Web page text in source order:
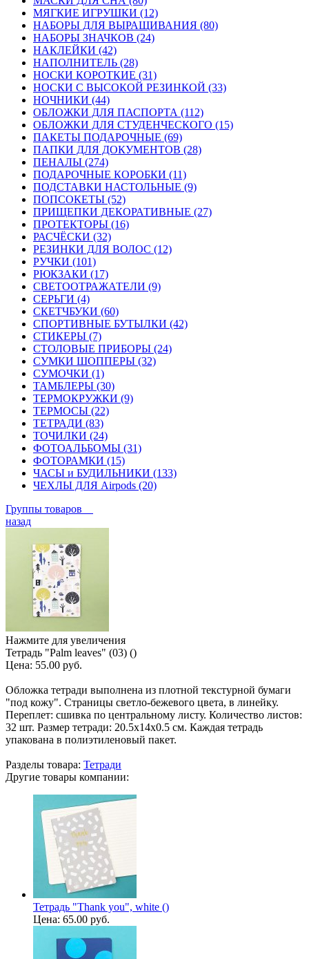
МЯГКИЕ ИГРУШКИ (12)
НАБОРЫ ДЛЯ ВЫРАЩИВАНИЯ (80)
НАБОРЫ ЗНАЧКОВ (24)
НАКЛЕЙКИ (42)
НАПОЛНИТЕЛЬ (28)
НОСКИ КОРОТКИЕ (31)
НОСКИ С ВЫСОКОЙ РЕЗИНКОЙ (33)
НОЧНИКИ (44)
ОБЛОЖКИ ДЛЯ ПАСПОРТА (112)
ОБЛОЖКИ ДЛЯ СТУДЕНЧЕСКОГО (15)
ПАКЕТЫ ПОДАРОЧНЫЕ (69)
ПАПКИ ДЛЯ ДОКУМЕНТОВ (28)
ПЕНАЛЫ (274)
ПОДАРОЧНЫЕ КОРОБКИ (11)
ПОДСТАВКИ НАСТОЛЬНЫЕ (9)
ПОПСОКЕТЫ (52)
ПРИЩЕПКИ ДЕКОРАТИВНЫЕ (27)
ПРОТЕКТОРЫ (16)
РАСЧЁСКИ (32)
РЕЗИНКИ ДЛЯ ВОЛОС (12)
РУЧКИ (101)
РЮКЗАКИ (17)
СВЕТООТРАЖАТЕЛИ (9)
СЕРЬГИ (4)
СКЕТЧБУКИ (60)
СПОРТИВНЫЕ БУТЫЛКИ (42)
СТИКЕРЫ (7)
СТОЛОВЫЕ ПРИБОРЫ (24)
СУМКИ ШОППЕРЫ (32)
СУМОЧКИ (1)
ТАМБЛЕРЫ (30)
ТЕРМОКРУЖКИ (9)
ТЕРМОСЫ (22)
ТЕТРАДИ (83)
ТОЧИЛКИ (24)
ФОТОАЛЬБОМЫ (31)
ФОТОРАМКИ (15)
ЧАСЫ и БУДИЛЬНИКИ (133)
ЧЕХЛЫ ДЛЯ Airpods (20)
Группы товаров
назад
Нажмите для увеличения
Тетрадь "Palm leaves" (03) ()
Цена: 55.00 руб.
Обложка тетради выполнена из плотной текстурной бумаги
"под кожу". Страницы светло-бежевого цвета, в линейку.
Переплет: сшивка по центральному листу. Количество листов:
32 шт. Размер тетради: 20.5х14х0.5 см. Каждая тетрадь
упакована в полиэтиленовый пакет.
Разделы товара: Тетради
Другие товары компании:
Тетрадь "Thank you", white ()
Цена: 65.00 руб.